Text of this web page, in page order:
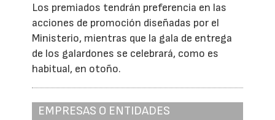
Los premiados tendrán preferencia en las
acciones de promoción diseñadas por el
Ministerio, mientras que la gala de entrega
de los galardones se celebrará, como es
habitual, en otoño.
EMPRESAS O ENTIDADES